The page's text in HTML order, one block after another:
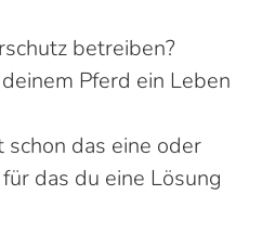
betreiben?
Pferd ein Leben
das eine oder
das du eine Lösung